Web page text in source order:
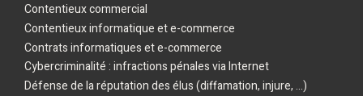
Contentieux commercial
Contentieux informatique et e-commerce
Contrats informatiques et e-commerce
Cybercriminalité : infractions pénales via Internet
Défense de la réputation des élus (diffamation, injure, ...)